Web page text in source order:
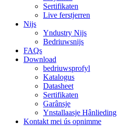
Sertifikaten
Live ferstjerren
Nijs
Yndustry Nijs
Bedriuwsnijs
FAQs
Download
bedriuwsprofyl
Katalogus
Datasheet
Sertifikaten
Garânsje
Ynstallaasje Hânlieding
Kontakt mei ús opnimme